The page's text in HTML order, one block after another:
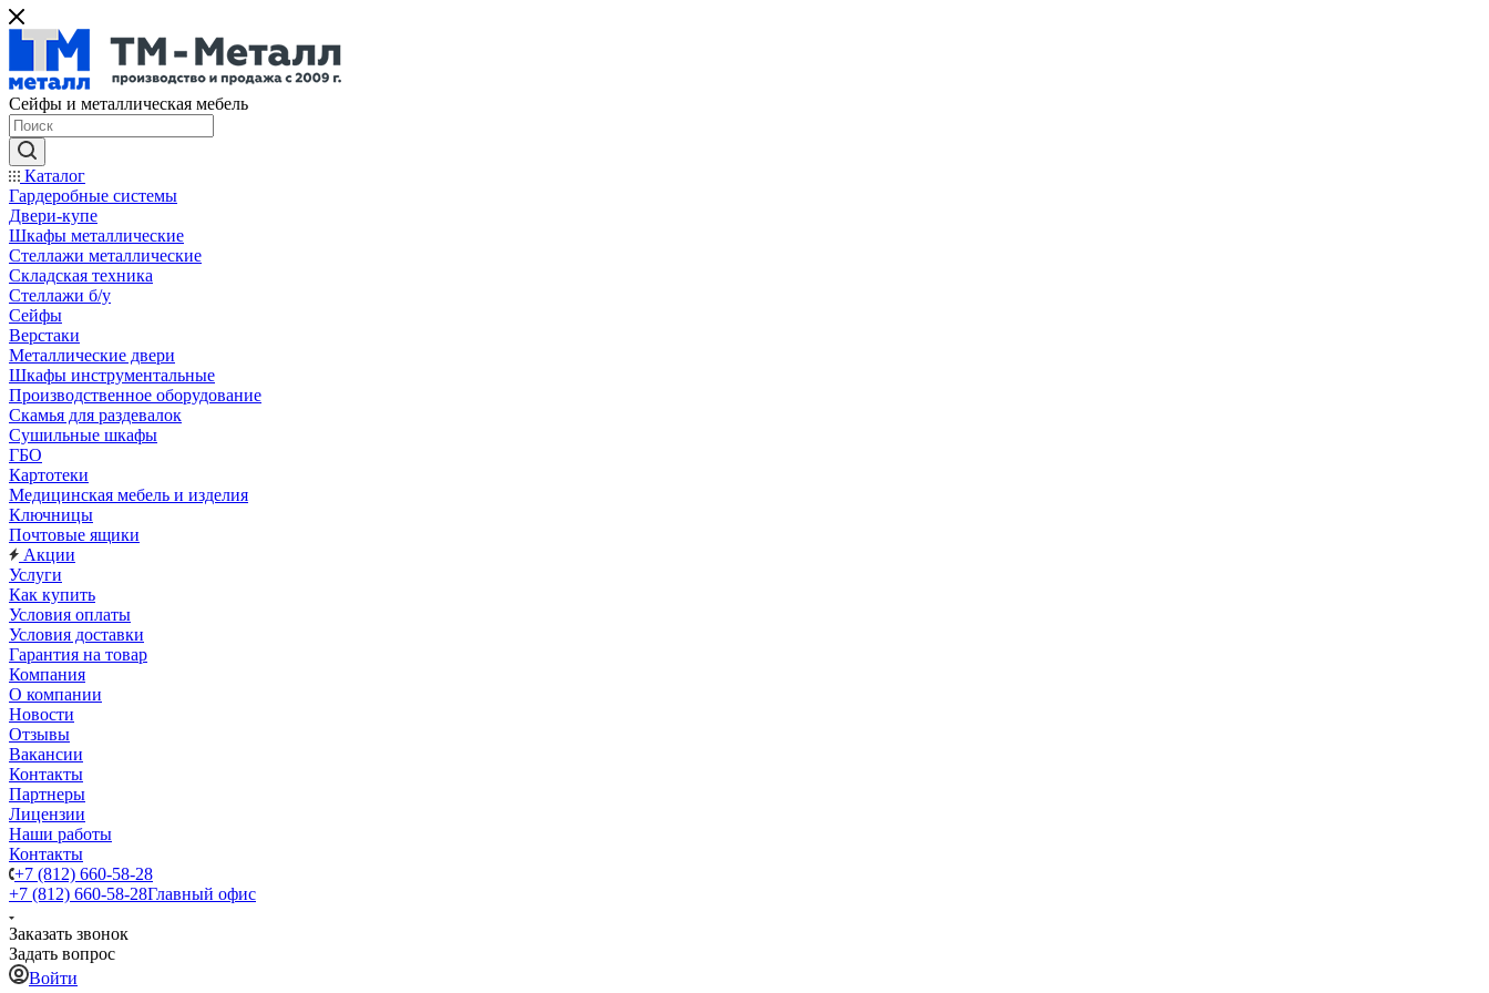
Сейфы и металлическая мебель
Каталог
Гардеробные системы
Двери-купе
Шкафы металлические
Стеллажи металлические
Складская техника
Стеллажи б/у
Сейфы
Верстаки
Металлические двери
Шкафы инструментальные
Производственное оборудование
Скамья для раздевалок
Сушильные шкафы
ГБО
Картотеки
Медицинская мебель и изделия
Ключницы
Почтовые ящики
Акции
Услуги
Как купить
Условия оплаты
Условия доставки
Гарантия на товар
Компания
О компании
Новости
Отзывы
Вакансии
Контакты
Партнеры
Лицензии
Наши работы
Контакты
+7 (812) 660-58-28
+7 (812) 660-58-28Главный офис
Заказать звонок
Задать вопрос
Войти